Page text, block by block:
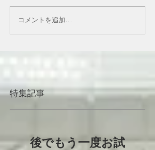
コメントを追加…
特集記事
後でもう一度お試